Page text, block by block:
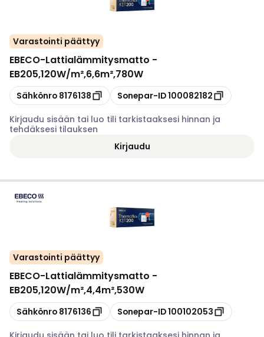
Varastointi päättyy
EBECO-Lattialämmitysmatto -
EB205,120W/m²,6,6m²,780W
Kopioi
Sähkönro 8176138 Kopioi
Sonepar-ID100082182
Kirjaudu sisään tai luo tili tarkistaaksesi hinnan ja
tehdäksesi tilauksen
Kirjaudu
Varastointi päättyy
EBECO-Lattialämmitysmatto -
EB205,120W/m²,4,4m²,530W
Kopioi
Sähkönro 8176136 Kopioi
Sonepar-ID100102053